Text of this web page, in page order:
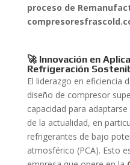
proceso de
🚀 Innovación en
Refrigeración
El liderazgo en eficiencia
diseño de compresor
capacidad para
de la actualidad, en
refrigerantes de bajo
atmosférico (PCA). Esto